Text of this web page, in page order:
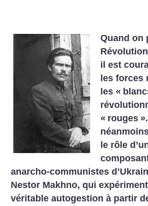
Quand on
il est
les forces
les «
« rouges
le rôle
anarcho-communistes
Nestor Makhno, qui
véritable autogestion à partir